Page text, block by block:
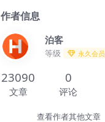
作者信息
泊客
等级 永久会员
23090
文章
0
评论
查看作者其他文章